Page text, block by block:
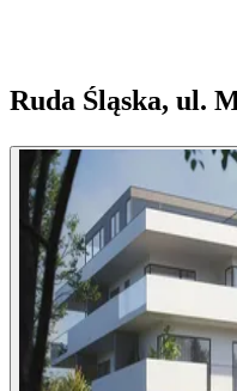
Ruda Śląska, ul.